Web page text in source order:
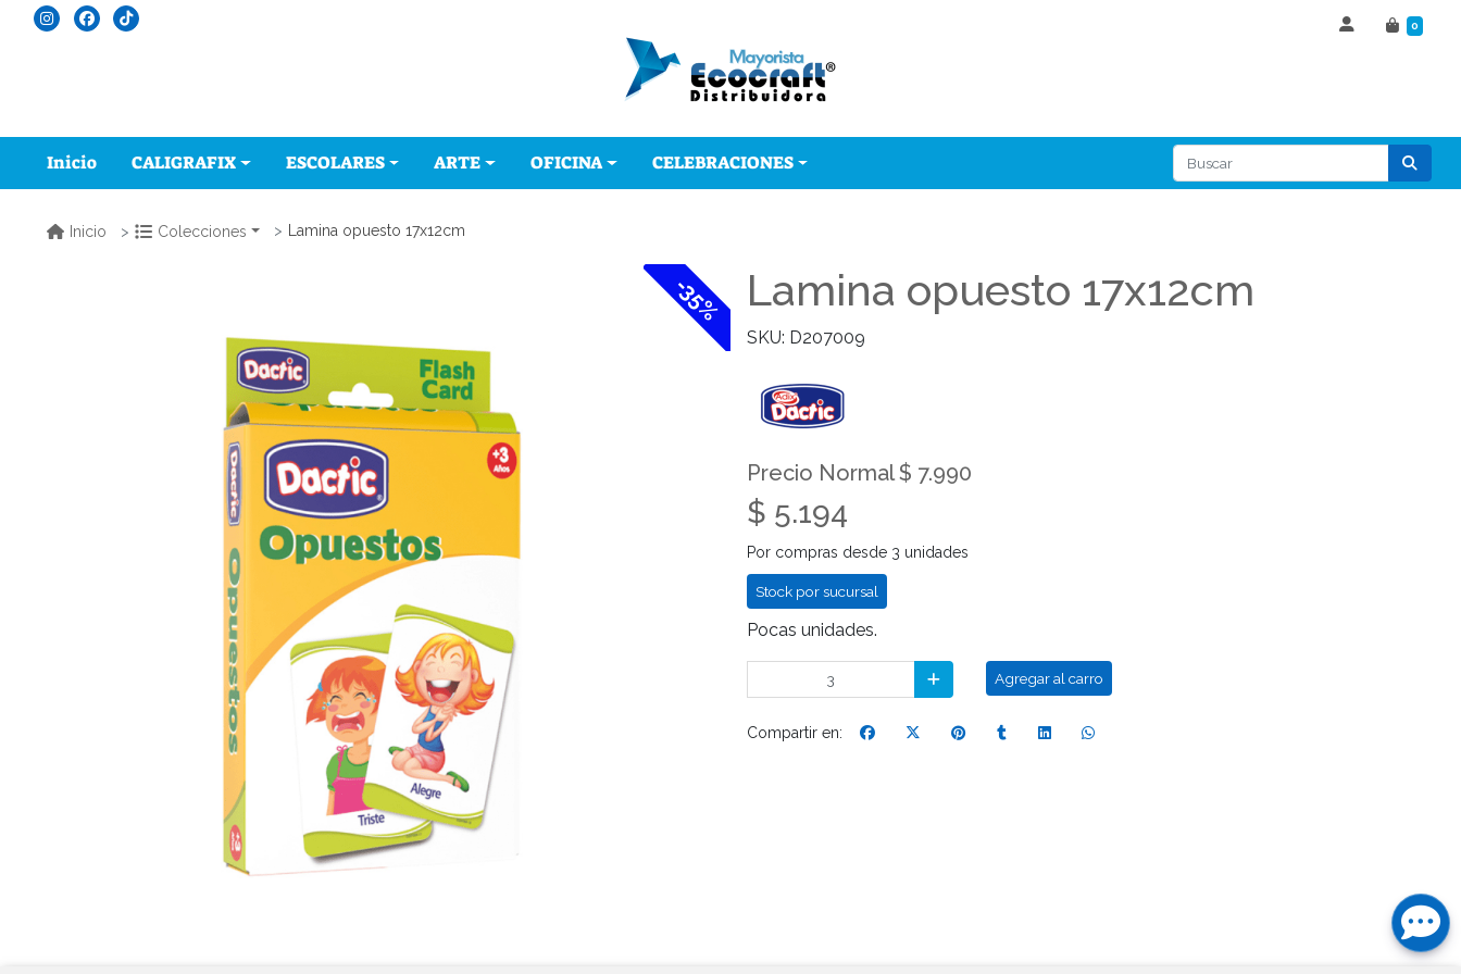
0
Inicio CALIGRAFIX ESCOLARES ARTE OFICINA CELEBRACIONES
Inicio Colecciones Lamina opuesto 17x12cm
-35% Lamina opuesto 17x12cm
SKU: D207009
Precio Normal $ 7.990
$ 5.194
Por compras desde 3 unidades
Stock por sucursal
Pocas unidades.
Agregar al carro
Compartir en: